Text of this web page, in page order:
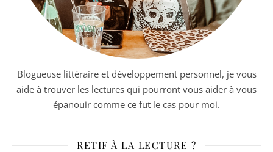
Blogueuse littéraire et développement personnel, je vous
aide à trouver les lectures qui pourront vous aider à vous
épanouir comme ce fut le cas pour moi.
RETIF À LA LECTURE ?